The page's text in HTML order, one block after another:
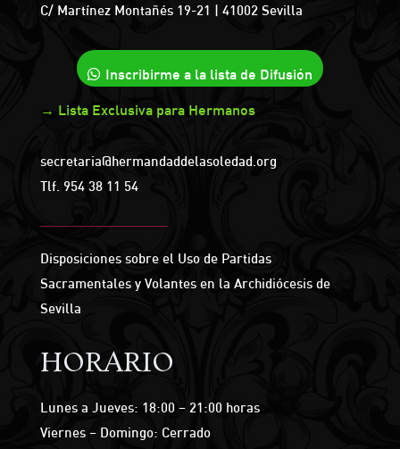
C/ Martínez Montañés 19-21 | 41002 Sevilla
Inscribirme a la lista de Difusión
→ Lista Exclusiva para Hermanos
secretaria@hermandaddelasoledad.org
Tlf. 954 38 11 54
Disposiciones sobre el Uso de Partidas
Sacramentales y Volantes en la Archidiócesis de
Sevilla
HORARIO
Lunes a Jueves: 18:00 – 21:00 horas
Viernes – Domingo: Cerrado